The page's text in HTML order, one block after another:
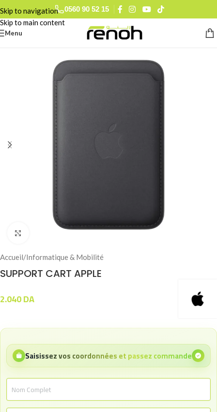
Skip to navigation
Skip to main content
0560 90 52 15
Menu
Accueil/Informatique & Mobilité
SUPPORT CART APPLE
2.040DA
Saisissez vos coordonnées et passez commande